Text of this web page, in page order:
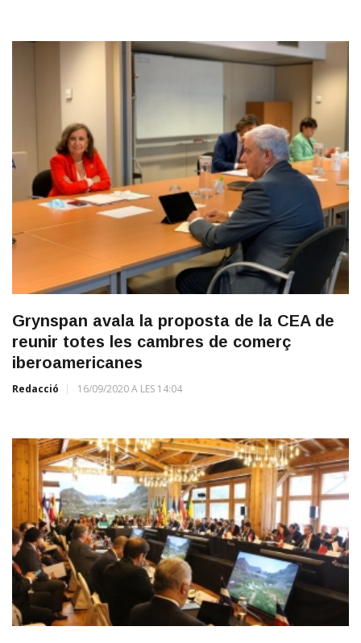
Grynspan avala la proposta de la CEA de
reunir totes les cambres de comerç
iberoamericanes
Redacció 16/09/2020 A LES 14:04